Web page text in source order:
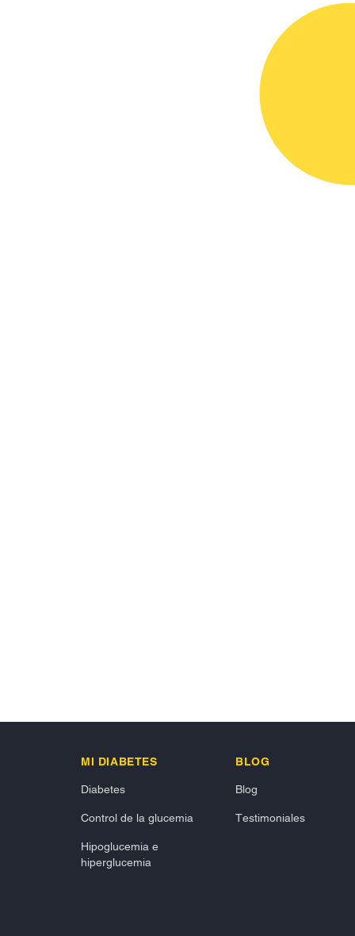
MI DIABETES
Diabetes
Control de la glucemia
Hipoglucemia e
hiperglucemia
BLOG
Blog
Testimoniales